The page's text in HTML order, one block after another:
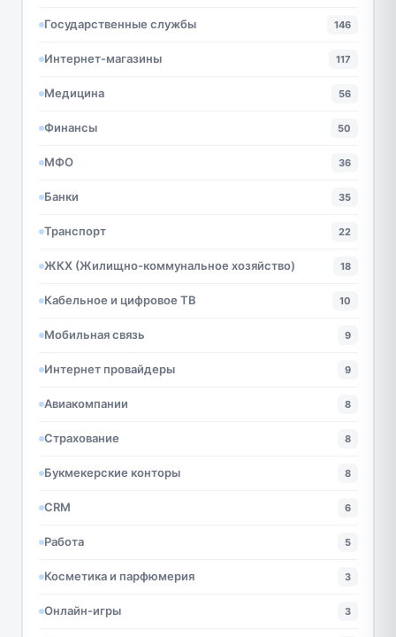
Государственные службы 146
Интернет-магазины 117
Медицина 56
Финансы 50
МФО 36
Банки 35
Транспорт 22
ЖКХ (Жилищно-коммунальное хозяйство) 18
Кабельное и цифровое ТВ 10
Мобильная связь 9
Интернет провайдеры 9
Авиакомпании 8
Страхование 8
Букмекерские конторы 8
CRM 6
Работа 5
Косметика и парфюмерия 3
Онлайн-игры 3